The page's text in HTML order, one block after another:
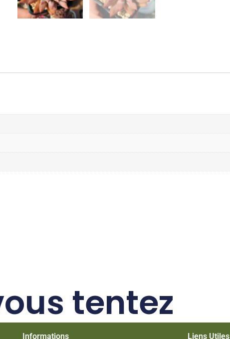
tentez
Informations Liens Utiles